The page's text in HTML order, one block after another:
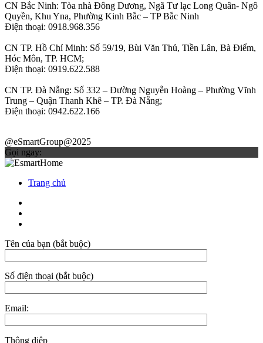
CN Bắc Ninh: Tòa nhà Đông Dương, Ngã Tư lạc Long Quân- Ngô
Quyền, Khu Yna, Phường Kinh Bắc – TP Bắc Ninh
Điện thoại: 0918.968.356
CN TP. Hồ Chí Minh: Số 59/19, Bùi Văn Thủ, Tiền Lân, Bà Điểm,
Hóc Môn, TP. HCM;
Điện thoại: 0919.622.588
CN TP. Đà Nẵng: Số 332 – Đường Nguyễn Hoàng – Phường Vĩnh
Trung – Quận Thanh Khê – TP. Đà Nẵng;
Điện thoại: 0942.622.166
@eSmartGroup@2025
Gọi ngay:
Trang chủ
Tên của bạn (bắt buộc)
Số điện thoại (bắt buộc)
Email:
Thông điệp